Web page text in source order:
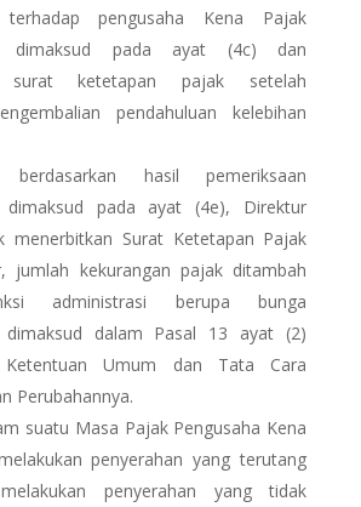
terhadap pengusaha Kena Pajak
dimaksud pada ayat (4c) dan
surat ketetapan pajak setelah
pendahuluan kelebihan
hasil pemeriksaan
dimaksud pada ayat (4e), Direktur
menerbitkan Surat Ketetapan Pajak
jumlah kekurangan pajak ditambah
administrasi berupa bunga
dimaksud dalam Pasal 13 ayat (2)
Umum dan Tata Cara
Perubahannya.
suatu Masa Pajak Pengusaha Kena
penyerahan yang terutang
penyerahan yang tidak